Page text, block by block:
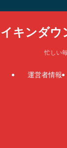
キンダウ
忙しい
運営者情報